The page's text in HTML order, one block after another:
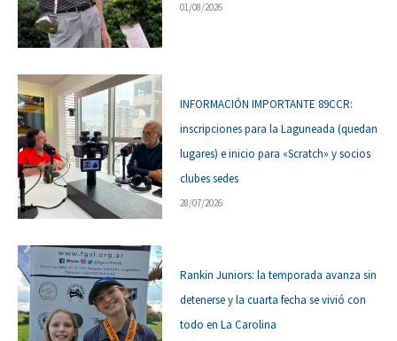
01/08/2026
INFORMACIÓN IMPORTANTE 89CCR:
inscripciones para la Laguneada (quedan
lugares) e inicio para «Scratch» y socios
clubes sedes
28/07/2026
Rankin Juniors: la temporada avanza sin
detenerse y la cuarta fecha se vivió con
todo en La Carolina